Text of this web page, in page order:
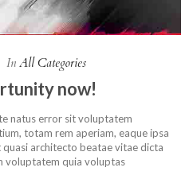
In All Categories
now!
natus error sit voluptatem
totam rem aperiam, eaque ipsa
architecto beatae vitae dicta
voluptatem quia voluptas